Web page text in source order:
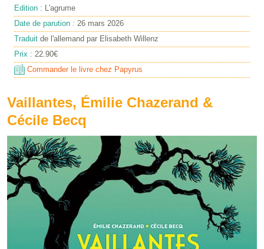
Edition : L'agrume
Date de parution : 26 mars 2026
Traduit de l'allemand par Elisabeth Willenz
Prix : 22.90€
Commander le livre chez Papyrus
Vaillantes, Émilie Chazerand &
Cécile Becq